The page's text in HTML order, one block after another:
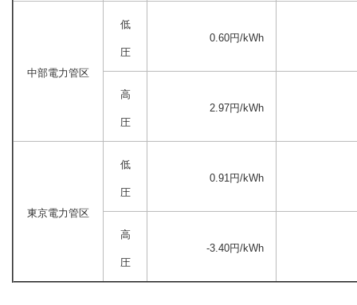
中部電力管区
低
圧
0.60円/kWh
高
圧
2.97円/kWh
東京電力管区
低
圧
0.91円/kWh
高
圧
-3.40円/kWh